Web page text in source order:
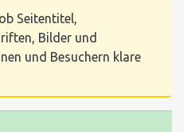
Seitentitel,
Bilder und
und Besuchern klare